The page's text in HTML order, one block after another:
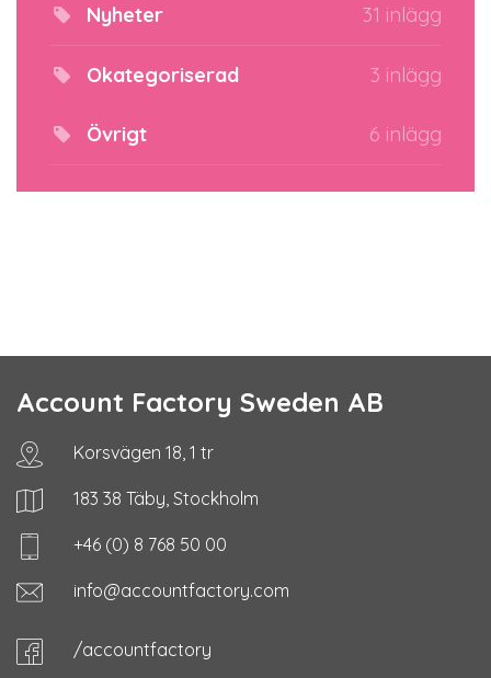
Nyheter 31 inlägg
Okategoriserad 3 inlägg
Övrigt 6 inlägg
Account Factory Sweden AB
Korsvägen 18, 1 tr
183 38 Täby, Stockholm
+46 (0) 8 768 50 00
info@accountfactory.com
/accountfactory